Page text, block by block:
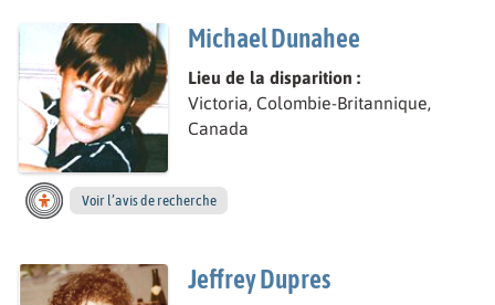
Michael Dunahee
Lieu de la disparition :
Victoria, Colombie-Britannique,
Canada
Voir l’avis de recherche
Jeffrey Dupres